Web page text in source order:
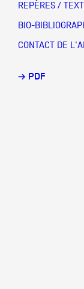
REPÈRES / TEXT
BIO-
CONTACT DE
→ PDF